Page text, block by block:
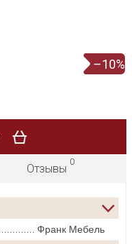
–10%
Отзывы
0
Франк Мебель